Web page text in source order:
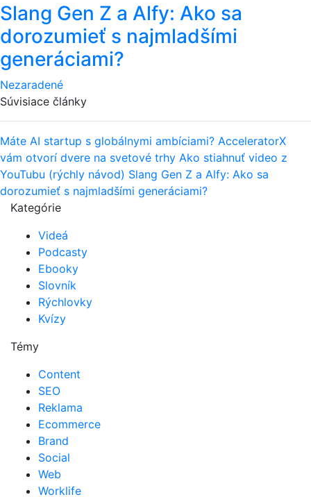
Slang Gen Z a Alfy: Ako sa
dorozumieť s najmladšími
generáciami?
Nezaradené
Súvisiace články
Máte AI startup s globálnymi ambíciami? AcceleratorX
vám otvorí dvere na svetové trhy Ako stiahnuť video z
YouTubu (rýchly návod) Slang Gen Z a Alfy: Ako sa
dorozumieť s najmladšími generáciami?
Kategórie
Videá
Podcasty
Ebooky
Slovník
Rýchlovky
Kvízy
Témy
Content
SEO
Reklama
Ecommerce
Brand
Social
Web
Worklife